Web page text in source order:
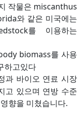
작물은 miscanthus
와 같은 미국에는
를 이용하는
biomass를 사용
하고있다
과 바이오 연료 시장
고 있으며 연방 수준
향을 미쳤습니다.